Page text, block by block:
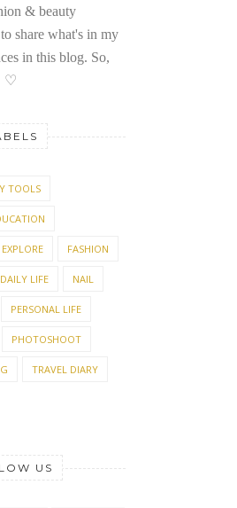
& beauty
share what's in my
in this blog. So,
♡
TOOLS
EXPLORE FASHION
LIFE NAIL
PERSONAL LIFE
PHOTOSHOOT
TRAVEL DIARY
US